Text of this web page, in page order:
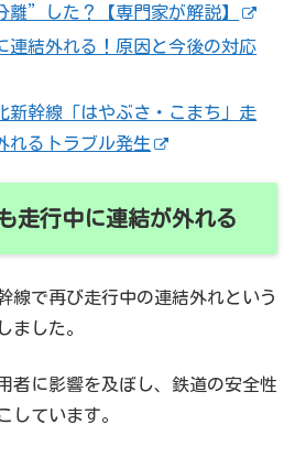
離”した？【専門家が解説】
連結外れる！原因と今後の対応
新幹線「はやぶさ・こまち」走
れるトラブル発生
走行中に連結が外れる
線で再び走行中の連結外れという
ました。
者に影響を及ぼし、鉄道の安全性
しています。